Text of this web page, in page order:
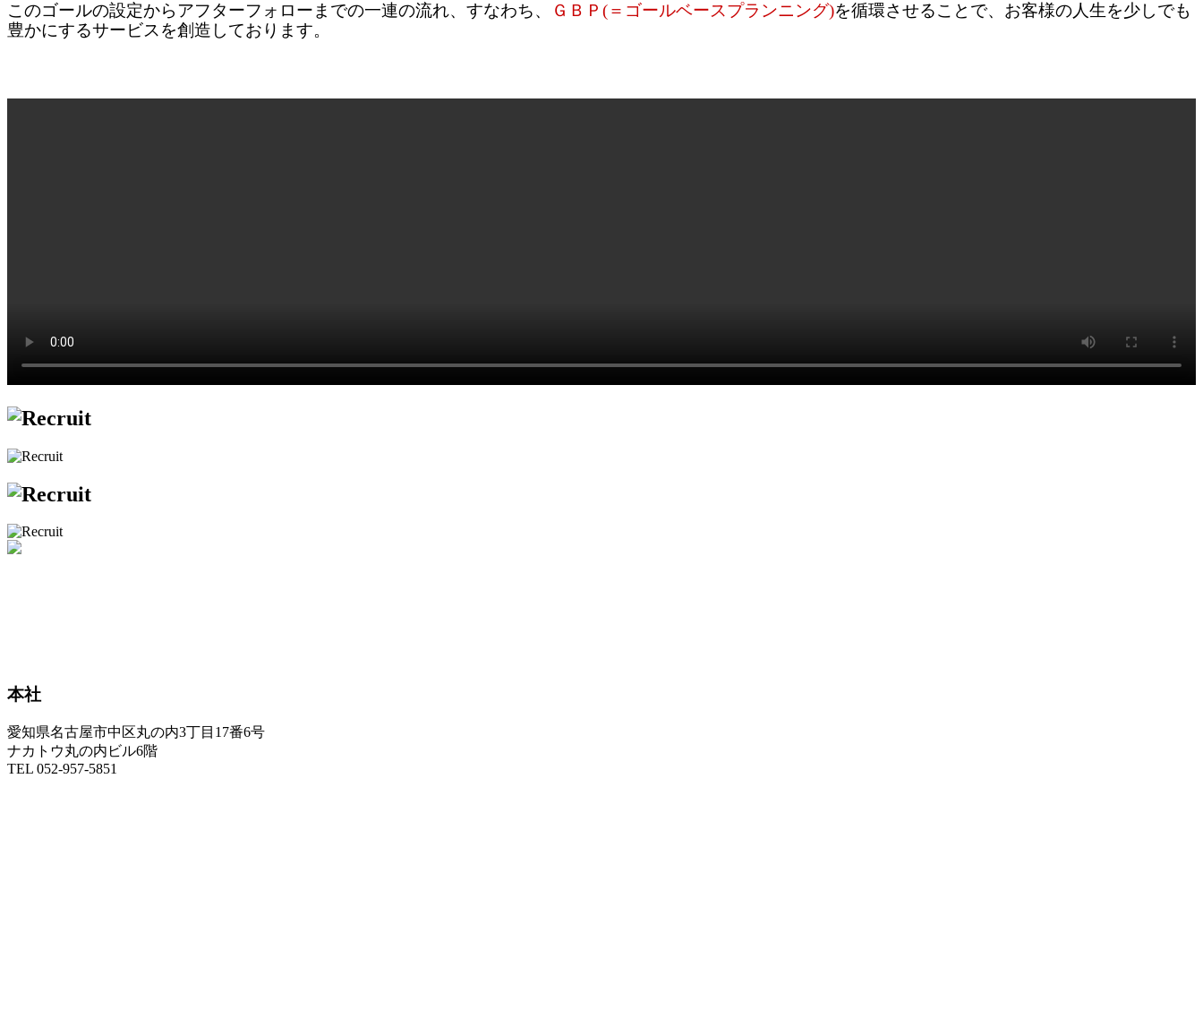
このゴールの設定からアフターフォローまでの一連の流れ、すなわち、 ＧＢＰ(＝ゴールベースプランニング)を循環させることで、お客様の人生を少しでも
豊かにするサービスを創造しております。
本社
愛知県名古屋市中区丸の内3丁目17番6号
ナカトウ丸の内ビル6階
TEL 052-957-5851